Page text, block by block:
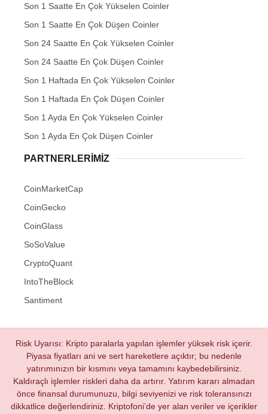
Son 1 Saatte En Çok Yükselen Coinler
Son 1 Saatte En Çok Düşen Coinler
Son 24 Saatte En Çok Yükselen Coinler
Son 24 Saatte En Çok Düşen Coinler
Son 1 Haftada En Çok Yükselen Coinler
Son 1 Haftada En Çok Düşen Coinler
Son 1 Ayda En Çok Yükselen Coinler
Son 1 Ayda En Çok Düşen Coinler
PARTNERLERIMIZ
CoinMarketCap
CoinGecko
CoinGlass
SoSoValue
CryptoQuant
IntoTheBlock
Santiment
Risk Uyarısı: Kripto paralarla yapılan işlemler yüksek risk içerir.
Piyasa fiyatları ani ve sert hareketlere açıktır; bu nedenle
yatırımınızın bir kısmını veya tamamını kaybedebilirsiniz.
Kaldıraçlı işlemler riskleri daha da artırır. Yatırım kararı almadan
önce finansal durumunuzu, bilgi seviyenizi ve risk toleransınızı
dikkatlice değerlendiriniz. Kriptofoni’de yer alan veriler ve içerikler